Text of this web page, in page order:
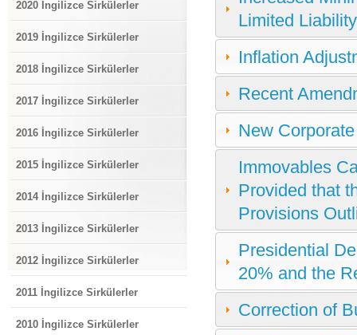
2020 İngilizce Sirkülerler
2019 İngilizce Sirkülerler
2018 İngilizce Sirkülerler
2017 İngilizce Sirkülerler
2016 İngilizce Sirkülerler
2015 İngilizce Sirkülerler
2014 İngilizce Sirkülerler
2013 İngilizce Sirkülerler
2012 İngilizce Sirkülerler
2011 İngilizce Sirkülerler
2010 İngilizce Sirkülerler
Limited
Inflation
Recent
New
Immovables
Provided that
Provisions
Presidential
20% and the
Correction of